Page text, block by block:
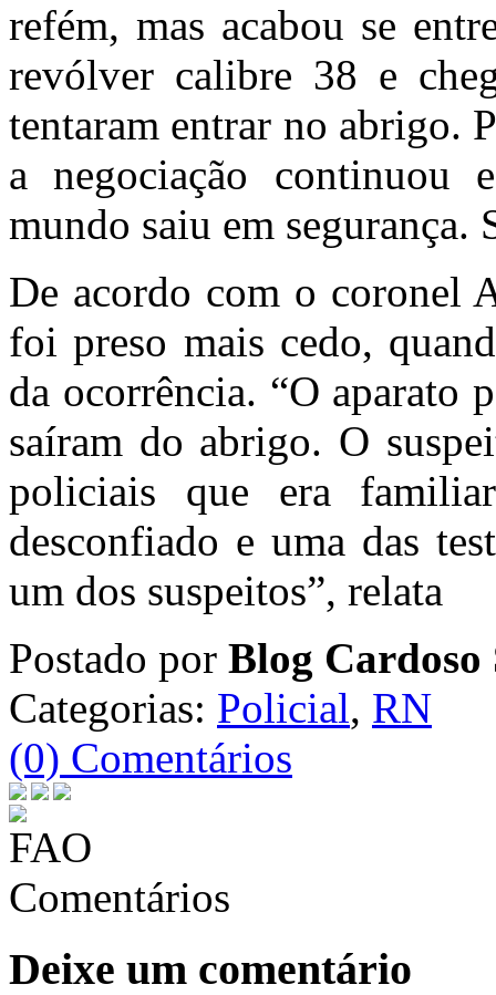
refém, mas acabou se
revólver calibre 38 e
tentaram entrar no abrigo.
a negociação continuou
mundo saiu em segurança.
De acordo com o coronel
foi preso mais cedo,
da ocorrência. “O aparato
saíram do abrigo. O
policiais que era
desconfiado e uma das
um dos suspeitos”, relata
Postado por Blog Cardoso
Categorias: Policial, RN
(0) Comentários
Comentários
Deixe um comentário